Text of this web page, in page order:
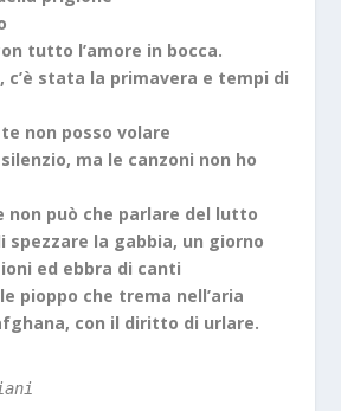
tutto l’amore in bocca.
c’è stata la primavera e tempi di
non posso volare
ma le canzoni non ho
non può che parlare del lutto
spezzare la gabbia, un giorno
ed ebbra di canti
pioppo che trema nell’aria
con il diritto di urlare.